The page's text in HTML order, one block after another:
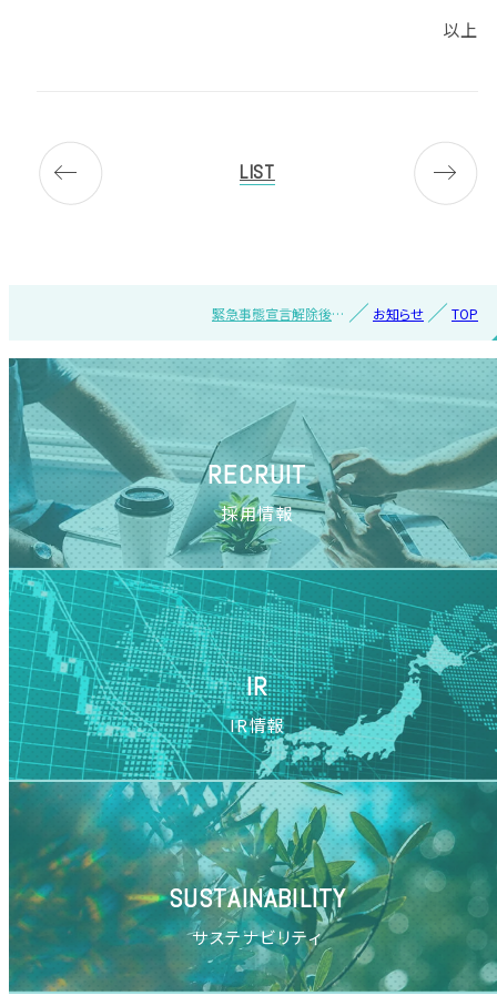
以上
LIST
TOP
お知らせ
緊急事態宣言解除後の
RECRUIT
採用情報
IR
IR情報
SUSTAINABILITY
サステナビリティ